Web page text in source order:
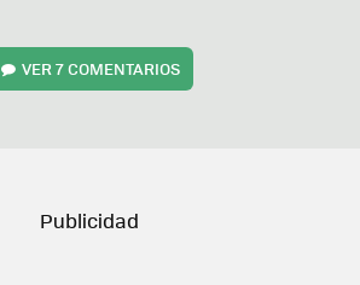
VER7 COMENTARIOS